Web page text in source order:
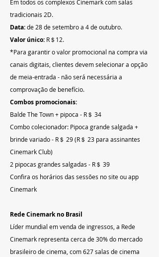
Em todos os complexos Cinemark com salas
tradicionais 2D.
Data: de 28 de setembro a 4 de outubro.
Valor único: R＄12.
*Para garantir o valor promocional na compra via
canais digitais, clientes devem selecionar a opção
de meia-entrada - não será necessária a
comprovação de benefício.
Combos promocionais:
Balde The Town + pipoca - R＄ 34
Combo colecionador: Pipoca grande salgada +
brinde variado - R＄ 29 (R＄ 23 para assinantes
Cinemark Club)
2 pipocas grandes salgadas - R＄ 39
Confira os horários das sessões no site ou app
Cinemark
Rede Cinemark no Brasil
Líder mundial em venda de ingressos, a Rede
Cinemark representa cerca de 30% do mercado
brasileiro de cinema, com 627 salas de cinema